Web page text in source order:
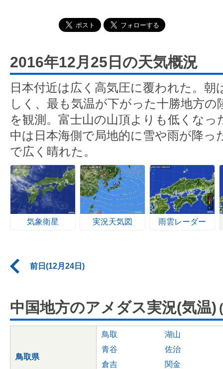
2016年12月25日の天気概況
日本付近は広く高気圧に覆われた。朝
しく、最も気温が下がった十勝地方の
を観測。富士山の山頂よりも低くなっ
中は日本海側で局地的に雪や雨が降っ
で広く晴れた。
気象衛星 実況天気図 雨雲レーダー
前日(12月24日)
中国地方のアメダス実況(気温)
鳥取県
鳥取
湖山
青谷
佐治
倉吉
関金